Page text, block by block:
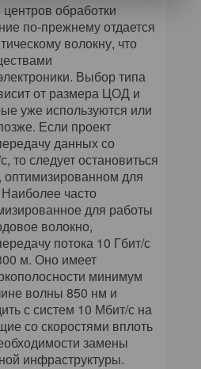
обработки
по-прежнему отдается
волокну, что
Выбор типа
от размера ЦОД и
уже используются или
Если проект
данных со
то следует остановиться
для
часто
для работы
волокно,
потока 10 Гбит/с
м. Оно имеет
минимум
волны 850 нм и
с систем 10 Мбит/с на
со скоростями вплоть
замены
инфраструктуры.